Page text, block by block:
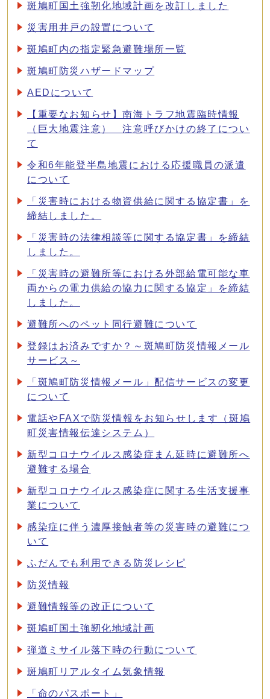
斑鳩町国土強靭化地域計画を改訂しました
災害用井戸の設置について
斑鳩町内の指定緊急避難場所一覧
斑鳩町防災ハザードマップ
AEDについて
【重要なお知らせ】南海トラフ地震臨時情報
（巨大地震注意） 注意呼びかけの終了につい
て
令和6年能登半島地震における応援職員の派遣
について
「災害時における物資供給に関する協定書」を
締結しました。
「災害時の法律相談等に関する協定書」を締結
しました。
「災害時の避難所等における外部給電可能な車
両からの電力供給の協力に関する協定」を締結
しました。
避難所へのペット同行避難について
登録はお済みですか？～斑鳩町防災情報メール
サービス～
「斑鳩町防災情報メール」配信サービスの変更
について
電話やFAXで防災情報をお知らせします（斑鳩
町災害情報伝達システム）
新型コロナウイルス感染症まん延時に避難所へ
避難する場合
新型コロナウイルス感染症に関する生活支援事
業について
感染症に伴う濃厚接触者等の災害時の避難につ
いて
ふだんでも利用できる防災レシピ
防災情報
避難情報等の改正について
斑鳩町国土強靭化地域計画
弾道ミサイル落下時の行動について
斑鳩町リアルタイム気象情報
「命のパスポート」